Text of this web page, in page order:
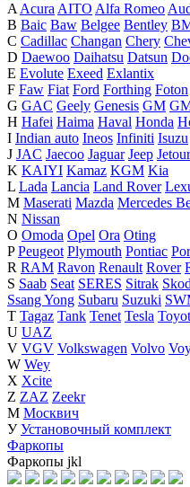
A Acura AITO Alfa Romeo
B Baic Baw Belgee Bentley
C Cadillac Changan Chery
D Daewoo Daihatsu Datsun
E Evolute Exeed Exlantix
F Faw Fiat Ford Forthing Foton
G GAC Geely Genesis GM
H Hafei Haima Haval Honda
I Indian auto Ineos Infiniti Isuzu
J JAC Jaecoo Jaguar Jeep Jetour
K KAIYI Kamaz KGM Kia
L Lada Lancia Land Rover
M Maserati Mazda Mercedes
N Nissan
O Omoda Opel Ora Oting
P Peugeot Plymouth Pontiac
R RAM Ravon Renault Rover
S Saab Seat SERES Sitrak
Ssang Yong Subaru Suzuki
T Tagaz Tank Tenet Tesla
U UAZ
V VGV Volkswagen Volvo
W Wey
X Xcite
Z ZAZ Zeekr
М Москвич
У Установочный комплект
Фаркопы
Фаркопы jkl